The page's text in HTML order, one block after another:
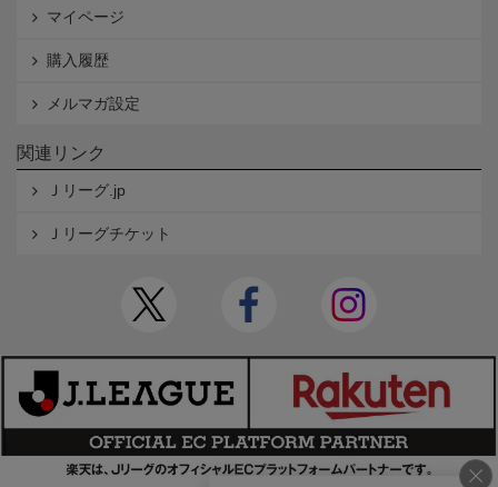
マイページ
購入履歴
メルマガ設定
関連リンク
Ｊリーグ.jp
Ｊリーグチケット